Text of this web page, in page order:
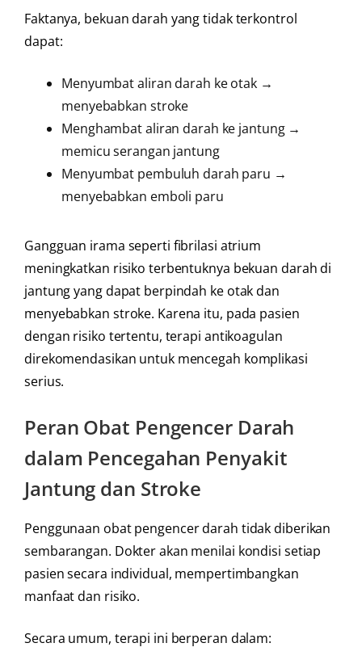
Faktanya, bekuan darah yang tidak terkontrol
dapat:
Menyumbat aliran darah ke otak →
menyebabkan stroke
Menghambat aliran darah ke jantung →
memicu serangan jantung
Menyumbat pembuluh darah paru →
menyebabkan emboli paru
Gangguan irama seperti fibrilasi atrium
meningkatkan risiko terbentuknya bekuan darah di
jantung yang dapat berpindah ke otak dan
menyebabkan stroke. Karena itu, pada pasien
dengan risiko tertentu, terapi antikoagulan
direkomendasikan untuk mencegah komplikasi
serius.
Peran Obat Pengencer Darah
dalam Pencegahan Penyakit
Jantung dan Stroke
Penggunaan obat pengencer darah tidak diberikan
sembarangan. Dokter akan menilai kondisi setiap
pasien secara individual, mempertimbangkan
manfaat dan risiko.
Secara umum, terapi ini berperan dalam: